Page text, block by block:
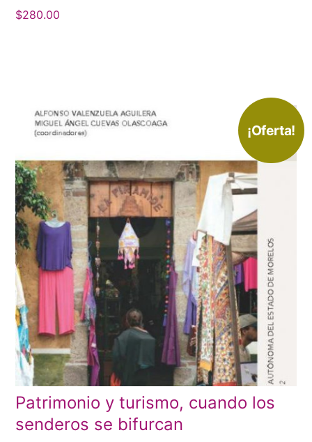
$280.00
¡Oferta!
Patrimonio y turismo, cuando los
senderos se bifurcan